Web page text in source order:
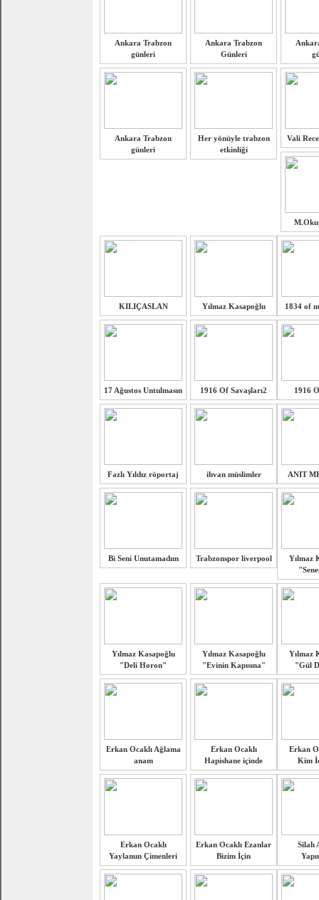
Ankara Trabzon
günleri
Ankara Trabzon
Günleri
Ankara Trabzon
günleri
Her yönüyle trabzon
etkinliği
Vali
KILIÇASLAN Yılmaz Kasapoğlu 1834 of
17 Ağustos Untulmasın 1916 Of Savaşları2 1916
Fazlı Yıldız röportaj ihvan müslimler ANIT
Bi Seni Unutamadım Trabzonspor liverpool
Yılmaz
Yılmaz Kasapoğlu
"Deli Horon"
Yılmaz Kasapoğlu
"Evinin Kapısına"
Yılmaz
"Gül
Erkan Ocaklı Ağlama
anam
Erkan Ocaklı
Hapishane içinde
Erkan
Kim
Erkan Ocaklı
Yaylanun Çimenleri
Erkan Ocaklı Ezanlar
Bizim İçin
Silah